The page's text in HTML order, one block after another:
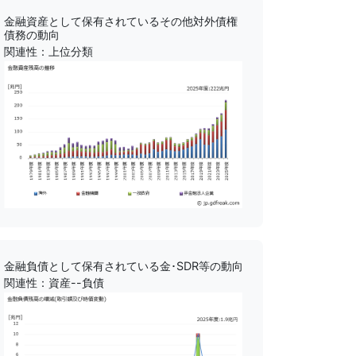
金融資産として保有されているその他対外債権
債務の動向
関連性：上位分類
金融負債として保有されている金･SDR等の動向
関連性：資産--負債